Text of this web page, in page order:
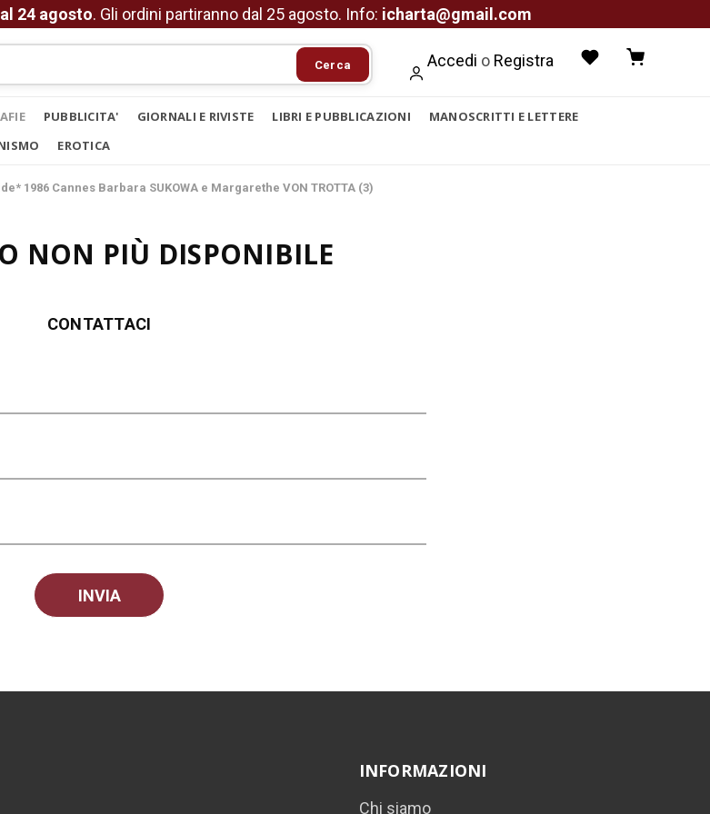
24 agosto. Gli ordini partiranno dal 25 agosto. Info: icharta@gmail.com
Cerca Accedi o Registra
PUBBLICITA' GIORNALI E RIVISTE LIBRI E PUBBLICAZIONI
MANOSCRITTI E LETTERE
EROTICA
1986 Cannes Barbara SUKOWA e Margarethe VON TROTTA (3)
NON PIÙ DISPONIBILE
CONTATTACI
INFORMAZIONI
Chi siamo